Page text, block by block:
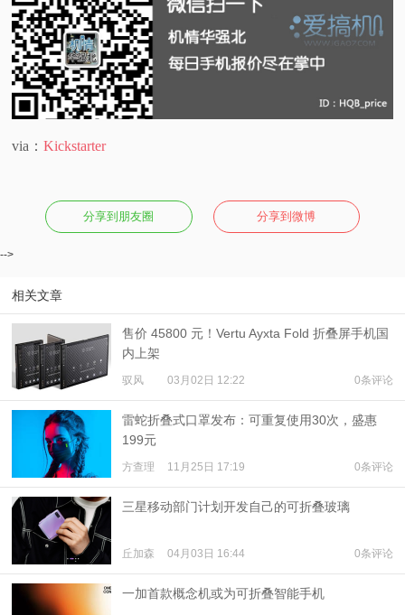
via：Kickstarter
分享到朋友圈 分享到微博
-->
相关文章
售价 45800 元！Vertu Ayxta Fold 折叠屏手机国
内上架
驭风 03月02日 12:22 0条评论
雷蛇折叠式口罩发布：可重复使用30次，盛惠
199元
方查理 11月25日 17:19 0条评论
三星移动部门计划开发自己的可折叠玻璃
丘加森 04月03日 16:44 0条评论
一加首款概念机或为可折叠智能手机